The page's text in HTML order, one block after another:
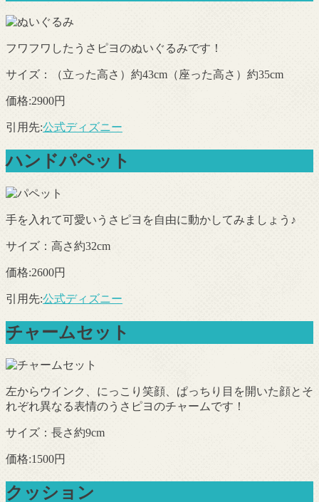
フワフワしたうさピヨのぬいぐるみです！
サイズ：（立った高さ）約43cm（座った高さ）約35cm
価格:2900円
引用先:公式ディズニー
ハンドパペット
手を入れて可愛いうさピヨを自由に動かしてみましょう♪
サイズ：高さ約32cm
価格:2600円
引用先:公式ディズニー
チャームセット
左からウインク、にっこり笑顔、ぱっちり目を開いた顔とそ
れぞれ異なる表情のうさピヨのチャームです！
サイズ：長さ約9cm
価格:1500円
クッション